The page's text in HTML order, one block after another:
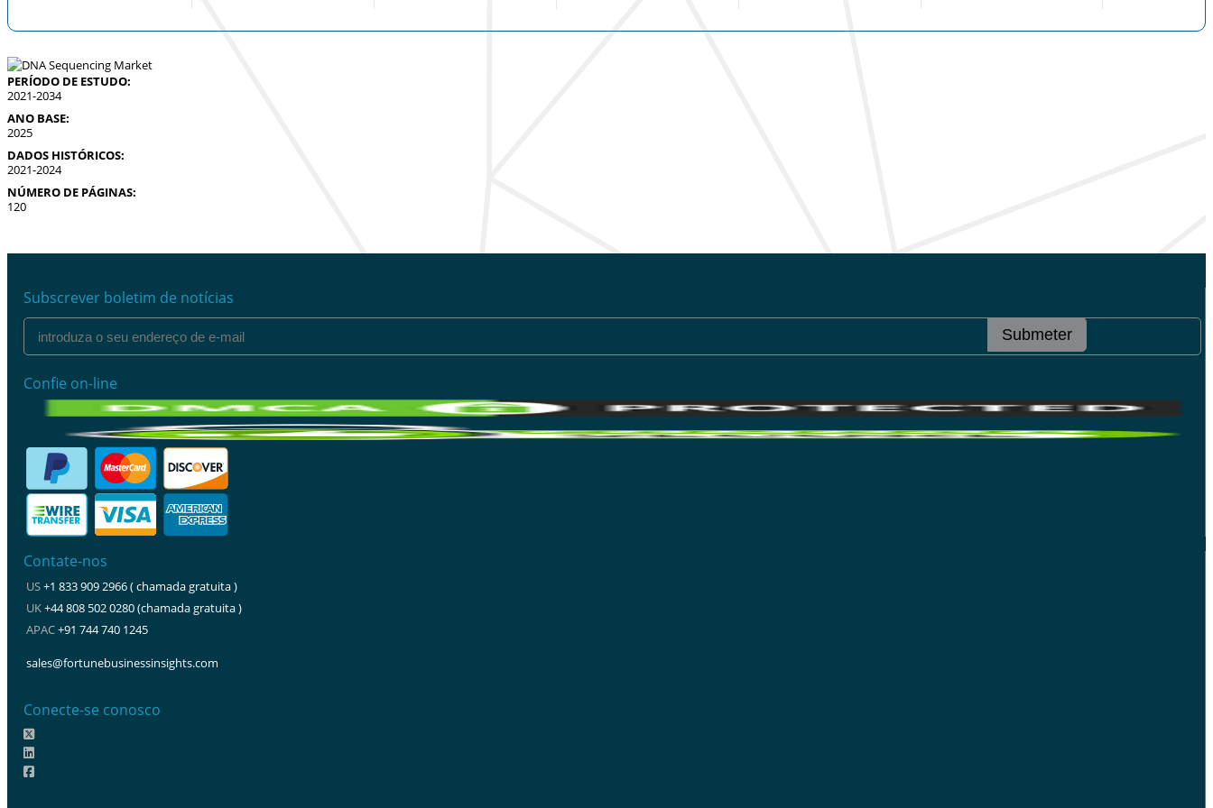
PERÍODO DE ESTUDO:
2021-2034
ANO BASE:
2025
DADOS HISTÓRICOS:
2021-2024
NÚMERO DE PÁGINAS:
120
Subscrever boletim de notícias
Submeter
Confie on-line
Contate-nos
US+1 833 909 2966 ( chamada gratuita )
UK+44 808 502 0280 (chamada gratuita )
APAC+91 744 740 1245
sales@fortunebusinessinsights.com
Conecte-se conosco